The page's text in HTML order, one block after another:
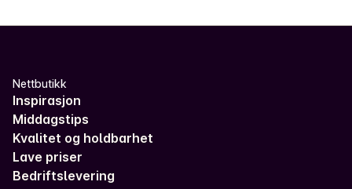
Nettbutikk
Inspirasjon
Middagstips
Kvalitet og holdbarhet
Lave priser
Bedriftslevering